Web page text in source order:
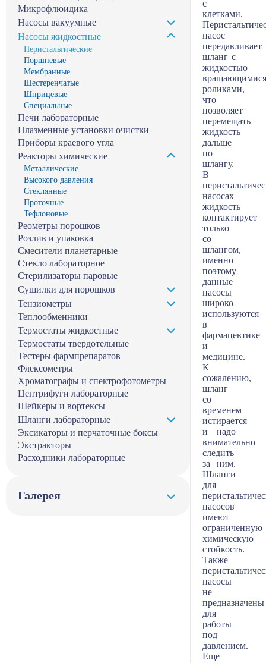
Микрофлюидика
Насосы вакуумные
Насосы жидкостные
Перистальтические
Поршневые
Мембранные
Шестеренчатые
Шприцевые
Специальные
Печи лабораторные
Плазменные установки очистки
Приборы краевого угла
Реакторы химические
Металлические
Высокого давления
Стеклянные
Проточные
Тефлоновые
Реометры порошков
Розлив и упаковка
Смесители планетарные
Стекло лабораторное
Стерилизаторы паровые
Сушилки для порошков
Тензиометры
Теплообменники
Термостаты жидкостные
Термостаты твердотельные
Тестеры фармпрепаратов
Флексометры
Хроматографы и спектрофотометры
Центрифуги лабораторные
Шейкеры и вортексы
Шланги лабораторные
Эксикаторы и перчаточные боксы
Экстракторы
Расходники лабораторные
Галерея
с
клетками.
насос
передавливает
шланг с
жидкостью
вращающимися
роликами,
что
позволяет
перемещать
жидкость
дальше
по
шлангу.
В
насосах
жидкость
контактирует
только
со
шлангом,
именно
поэтому
данные
насосы
широко
используются
в
фармацевтике
и
медицине.
К
сожалению,
шланг
со
временем
истирается
и надо
внимательно
следить
за ним.
Шланги
для
насосов
имеют
ограниченную
химическую
стойкость.
Также
насосы
не
предназначены
для
работы
под
давлением.
Еще